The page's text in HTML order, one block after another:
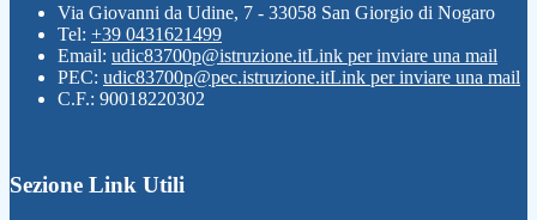
Via Giovanni da Udine, 7 - 33058 San Giorgio di Nogaro
Tel: +39 0431621499
Email: udic83700p@istruzione.itLink per inviare una mail
PEC: udic83700p@pec.istruzione.itLink per inviare una mail
C.F.: 90018220302
Sezione Link Utili